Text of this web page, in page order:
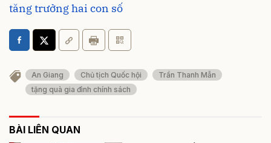
tăng trưởng hai con số
An Giang Chủ tịch Quốc hội
Trần Thanh Mẫn
tặng quà gia đình chính sách
BÀI LIÊN QUAN